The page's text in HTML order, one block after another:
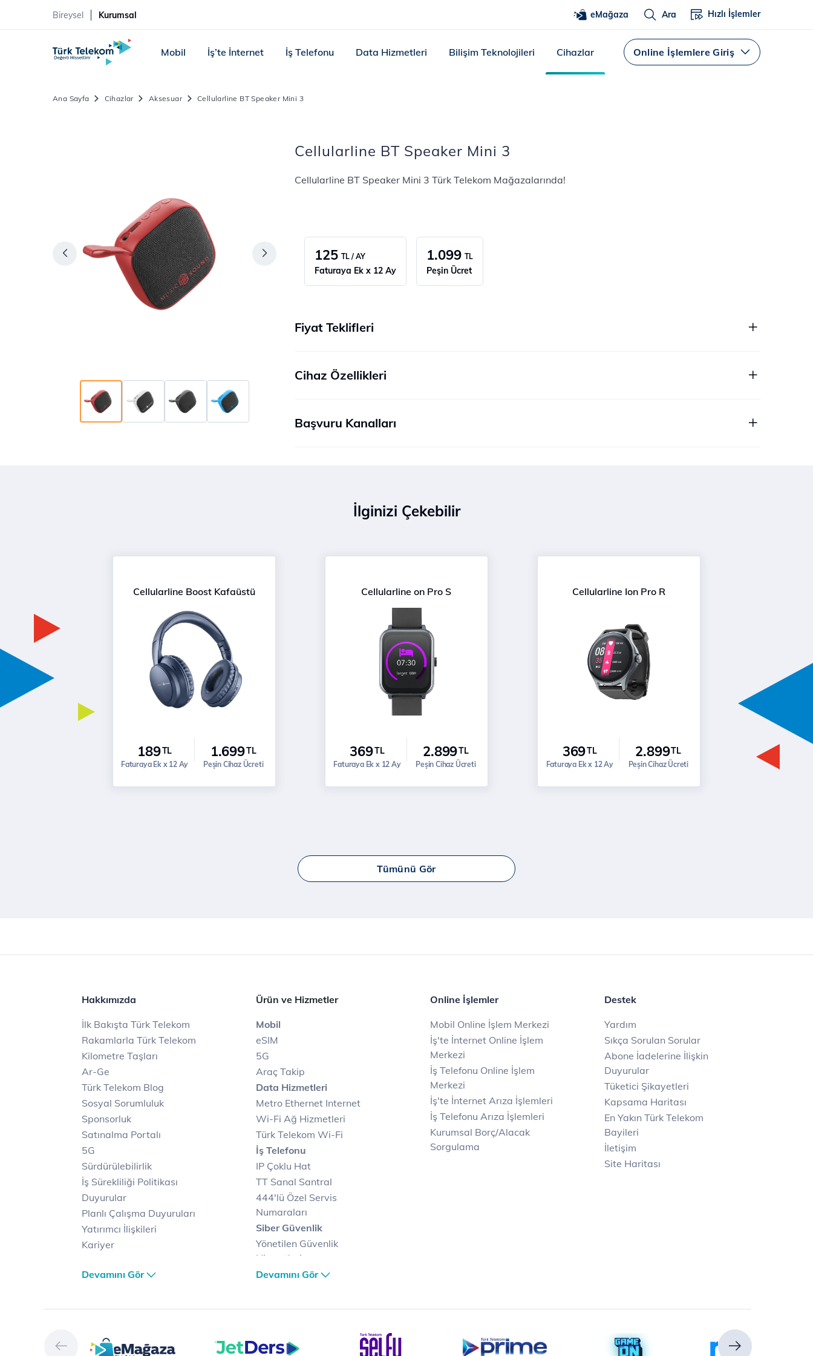
Bireysel Kurumsal eMağaza Ara Hızlı İşlemler
Mobil İş’te İnternet İş Telefonu Data Hizmetleri Bilişim Teknolojileri Cihazlar Online İşlemlere Giriş
Ana Sayfa Cihazlar Aksesuar Cellularline BT Speaker Mini 3
Cellularline BT Speaker Mini 3
Cellularline BT Speaker Mini 3 Türk Telekom Mağazalarında!
125 TL / AY
Faturaya Ek x 12 Ay
1.099 TL
Peşin Ücret
Fiyat Teklifleri
Cihaz Özellikleri
Başvuru Kanalları
İlginizi Çekebilir
Cellularline Boost Kafaüstü
189TL
Faturaya Ek x 12 Ay
1.699TL
Peşin Cihaz Ücreti
Cellularline on Pro S
369TL
Faturaya Ek x 12 Ay
2.899TL
Peşin Cihaz Ücreti
Cellularline Ion Pro R
369TL
Faturaya Ek x 12 Ay
2.899TL
Peşin Cihaz Ücreti
Tümünü Gör
Hakkımızda
İlk Bakışta Türk Telekom
Rakamlarla Türk Telekom
Kilometre Taşları
Ar-Ge
Türk Telekom Blog
Sosyal Sorumluluk
Sponsorluk
Satınalma Portalı
5G
Sürdürülebilirlik
İş Sürekliliği Politikası
Duyurular
Planlı Çalışma Duyuruları
Yatırımcı İlişkileri
Kariyer
Dağıtım
Hizmet Kalitesi Raporları
Vizyon & Değerlerimiz
Devamını Gör
Ürün ve Hizmetler
Mobil
eSIM
5G
Araç Takip
Data Hizmetleri
Metro Ethernet Internet
Wi-Fi Ağ Hizmetleri
Türk Telekom Wi-Fi
İş Telefonu
IP Çoklu Hat
TT Sanal Santral
444'lü Özel Servis
Numaraları
Siber Güvenlik
Yönetilen Güvenlik
Hizmetleri
Siber Güvenlik Merkezi
Sanal Veri Merkezi
Devamını Gör
Online İşlemler
Mobil Online İşlem Merkezi
İş'te İnternet Online İşlem
Merkezi
İş Telefonu Online İşlem
Merkezi
İş'te İnternet Arıza İşlemleri
İş Telefonu Arıza İşlemleri
Kurumsal Borç/Alacak
Sorgulama
Destek
Yardım
Sıkça Sorulan Sorular
Abone İadelerine İlişkin
Duyurular
Tüketici Şikayetleri
Kapsama Haritası
En Yakın Türk Telekom
Bayileri
İletişim
Site Haritası